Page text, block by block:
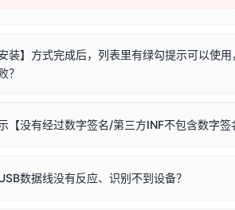
装】方式完成后，列表里有绿勾提示可以使
？
集成了32位和64位驱动，自动安装程序在运
✔ 可以使用了
：代表与您当
【没有经过数字签名/第三方INF不包含数字
提示。
数据线没有反应、识别不到设备？